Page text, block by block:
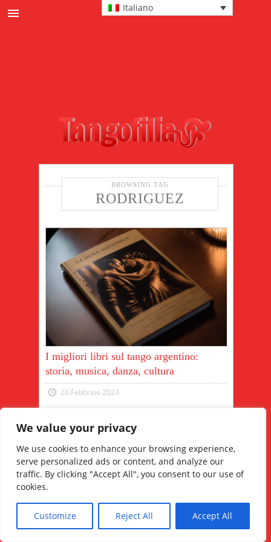
We value your privacy
We use cookies to enhance your browsing experience,
serve personalized ads or content, and analyze our
traffic. By clicking "Accept All", you consent to our use of
cookies.
Customize Reject All Accept All
Passi e tecnica
Italiano
BROWSING TAG
RODRIGUEZ
I migliori libri sul tango argentino:
storia, musica, danza, cultura
26 Febbraio 2023
danza più coinvolgenti. La sua storia e la
libri che ne raccon...
Read More